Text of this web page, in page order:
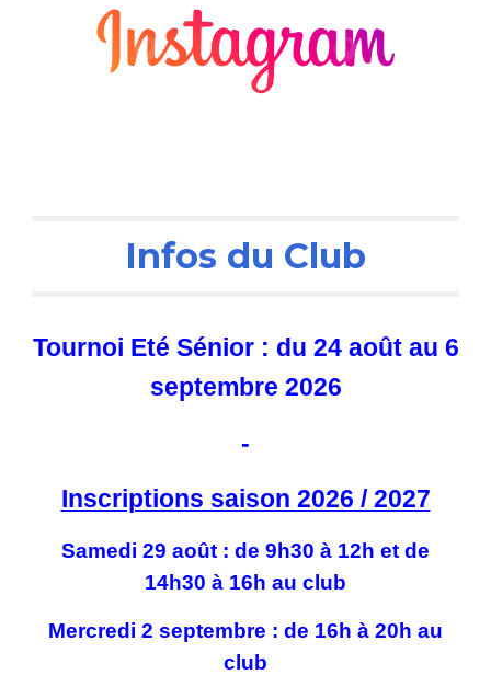
Infos du Club
Tournoi Eté Sénior : du 24 août au 6
septembre 2026
-
Inscriptions saison 2026 / 2027
Samedi 29 août : de 9h30 à 12h et de
14h30 à 16h au club
Mercredi 2 septembre : de 16h à 20h au
club